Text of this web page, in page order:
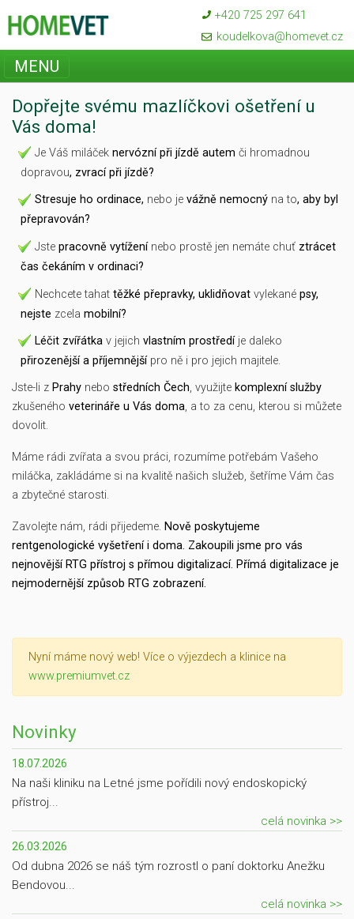
+420 725 297 641
koudelkova@homevet.cz
MENU
Dopřejte svému mazlíčkovi ošetření u
Vás doma!
Je Váš miláčeknervózní při jízdě autemči hromadnou
dopravou, zvrací při jízdě?
Stresuje ho ordinace, nebo jevážně nemocný na to, aby byl
přepravován?
Jste pracovně vytížení nebo prostě jen nemáte chuť ztrácet
čas čekáním v ordinaci?
Nechcete tahattěžké přepravky, uklidňovatvylekané psy,
nejste zcela mobilní?
Léčit zvířátka v jejichvlastním prostředíje daleko
přirozenější a příjemnějšípro ně i pro jejich majitele.
Jste-li z Prahy nebo středních Čech, využijte komplexní služby
zkušeného veterináře u Vás doma, a to za cenu, kterou si můžete
dovolit.
Máme rádi zvířata a svou práci, rozumíme potřebám Vašeho
miláčka, zakládáme si na kvalitě našich služeb, šetříme Vám čas
a zbytečné starosti.
Zavolejte nám, rádi přijedeme. Nově poskytujeme
rentgenologické vyšetření i doma. Zakoupili jsme pro vás
nejnovější RTG přístroj s přímou digitalizací. Přímá digitalizace je
nejmodernější způsob RTG zobrazení.
Nyní máme nový web! Více o výjezdech a klinice na
www.premiumvet.cz
Novinky
18.07.2026
Na naši kliniku na Letné jsme pořídili nový endoskopický
přístroj...
celá novinka >>
26.03.2026
Od dubna 2026 se náš tým rozrostl o paní doktorku Anežku
Bendovou...
celá novinka >>